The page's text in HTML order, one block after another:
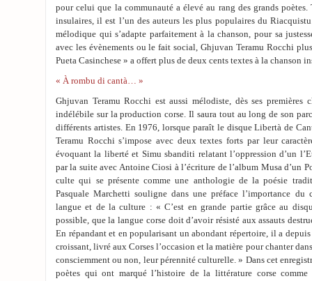
pour celui que la communauté a élevé au rang des grands
insulaires, il est l’un des auteurs les plus populaires du
mélodique qui s’adapte parfaitement à la chanson, pour sa
avec les évènements ou le fait social, Ghjuvan Teramu Rocchi
Pueta Casinchese » a offert plus de deux cents textes à la chanson
« À rombu di cantà… »
Ghjuvan Teramu Rocchi est aussi mélodiste, dès ses premières
indélébile sur la production corse. Il saura tout au long de son
différents artistes. En 1976, lorsque paraît le disque Libertà de
Teramu Rocchi s’impose avec deux textes forts par leur
évoquant la liberté et Simu sbanditi relatant l’oppression d’un
par la suite avec Antoine Ciosi à l’écriture de l’album Musa d’un
culte qui se présente comme une anthologie de la poésie
Pasquale Marchetti souligne dans une préface l’importance du
langue et de la culture : « C’est en grande partie grâce au
possible, que la langue corse doit d’avoir résisté aux assauts
En répandant et en popularisant un abondant répertoire, il a depuis
croissant, livré aux Corses l’occasion et la matière pour chanter
consciemment ou non, leur pérennité culturelle. » Dans cet
poètes qui ont marqué l’histoire de la littérature corse